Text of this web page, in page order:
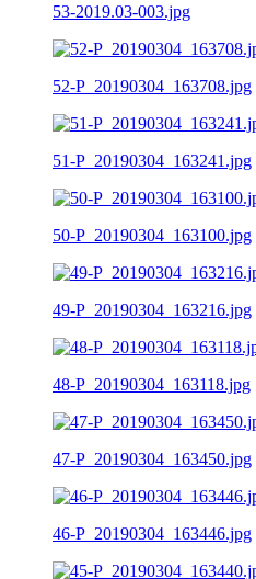
53-2019.03-003.jpg
52-P_20190304_163708.jpg
51-P_20190304_163241.jpg
50-P_20190304_163100.jpg
49-P_20190304_163216.jpg
48-P_20190304_163118.jpg
47-P_20190304_163450.jpg
46-P_20190304_163446.jpg